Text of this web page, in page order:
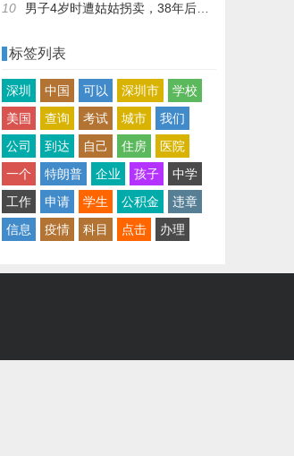
10
男子4岁时遭姑姑拐卖，38年后终回家认亲！聋哑父母苦寻多年，母亲已抱憾离世丨红星寻人
标签列表
深圳 中国 可以 深圳市
学校
美国
查询 考试 城市
我们
公司
到达 自己 住房
医院
一个
特朗普 企业 孩子
中学
工作
申请 学生 公积金
违章
信息
疫情 科目 点击 办理